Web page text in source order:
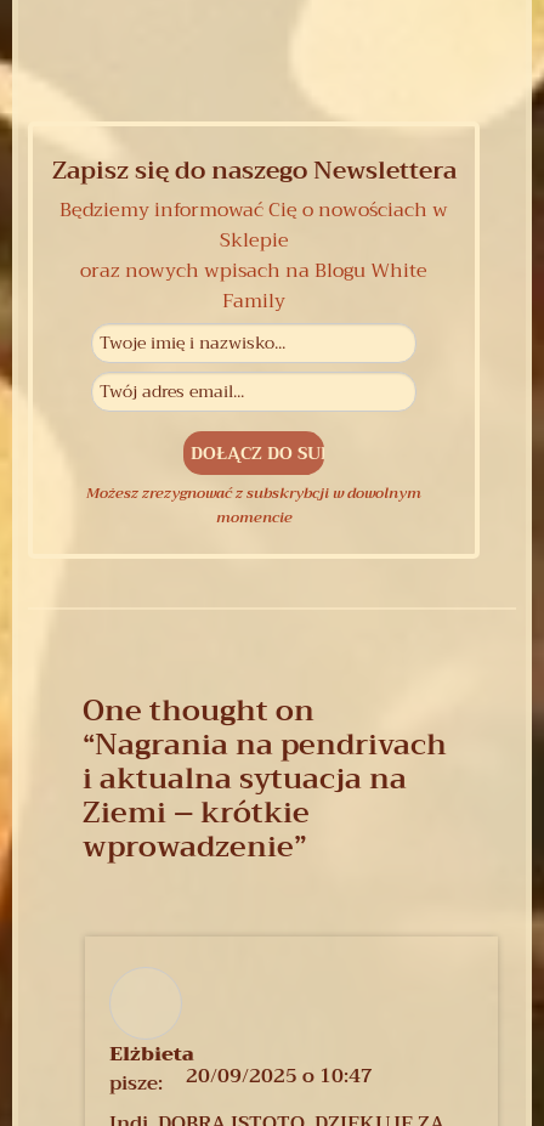
Zapisz się do naszego Newslettera
Będziemy informować Cię o nowościach w
Sklepie
oraz nowych wpisach na Blogu White
Family
Możesz zrezygnować z subskrybcji w dowolnym
momencie
One thought on
“Nagrania na pendrivach
i aktualna sytuacja na
Ziemi – krótkie
wprowadzenie”
Elżbieta
pisze:
20/09/2025 o 10:47